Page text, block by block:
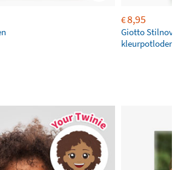
€8,95
Giotto Stilnovo
kleurpotloden